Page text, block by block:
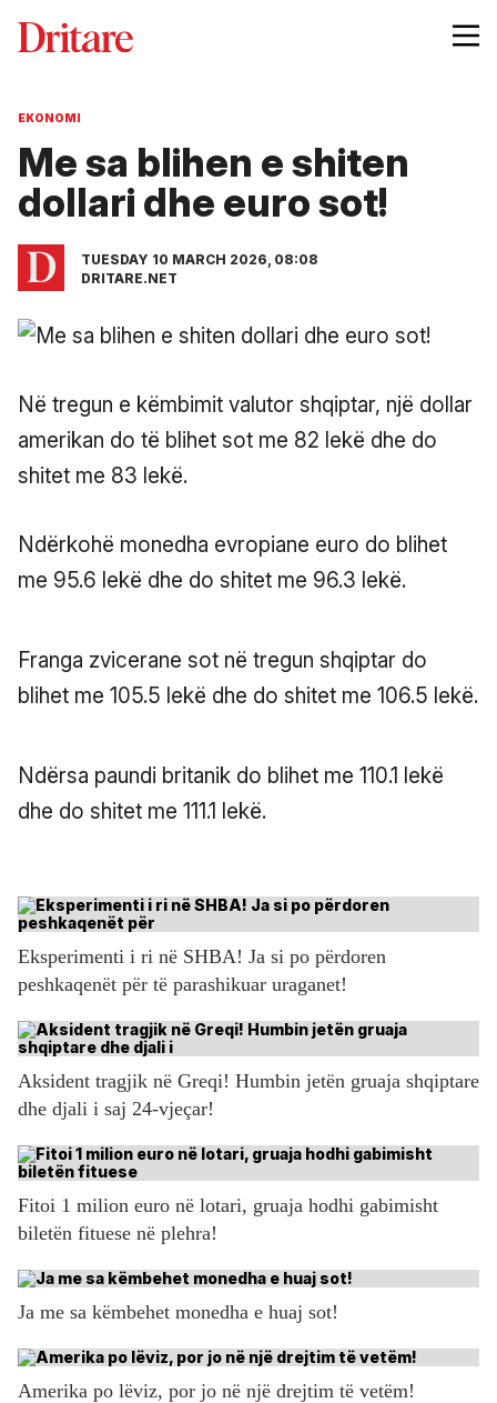
EKONOMI
Me sa blihen e shiten
dollari dhe euro sot!
TUESDAY 10 MARCH 2026, 08:08
DRITARE.NET
Në tregun e këmbimit valutor shqiptar, një dollar
amerikan do të blihet sot me 82 lekë dhe do
shitet me 83 lekë.
Ndërkohë monedha evropiane euro do blihet
me 95.6 lekë dhe do shitet me 96.3 lekë.
Franga zvicerane sot në tregun shqiptar do
blihet me 105.5 lekë dhe do shitet me 106.5 lekë.
Ndërsa paundi britanik do blihet me 110.1 lekë
dhe do shitet me 111.1 lekë.
Eksperimenti i ri në SHBA! Ja si po përdoren
peshkaqenët për të parashikuar uraganet!
Aksident tragjik në Greqi! Humbin jetën gruaja shqiptare
dhe djali i saj 24-vjeçar!
Fitoi 1 milion euro në lotari, gruaja hodhi gabimisht
biletën fituese në plehra!
Ja me sa këmbehet monedha e huaj sot!
Amerika po lëviz, por jo në një drejtim të vetëm!